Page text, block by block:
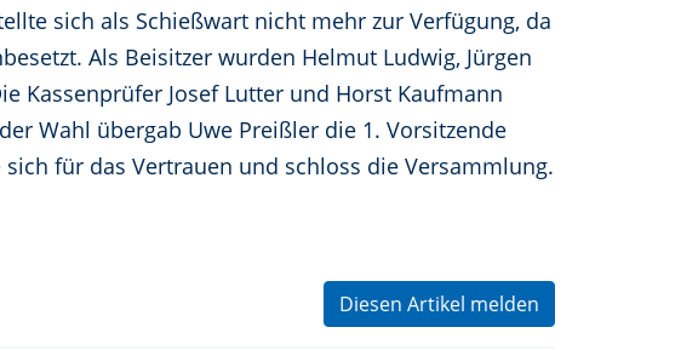
sich als Schießwart nicht mehr zur Verfügung, da
Als Beisitzer wurden Helmut Ludwig, Jürgen
Kassenprüfer Josef Lutter und Horst Kaufmann
Wahl übergab Uwe Preißler die 1. Vorsitzende
für das Vertrauen und schloss die Versammlung.
Diesen Artikel melden